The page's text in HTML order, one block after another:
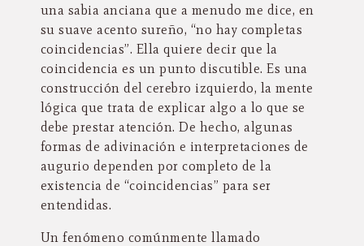
una sabia anciana que a menudo me dice, en
su suave acento sureño, “no hay completas
coincidencias”. Ella quiere decir que la
coincidencia es un punto discutible. Es una
construcción del cerebro izquierdo, la mente
lógica que trata de explicar algo a lo que se
debe prestar atención. De hecho, algunas
formas de adivinación e interpretaciones de
augurio dependen por completo de la
existencia de “coincidencias” para ser
entendidas.
Un fenómeno comúnmente llamado